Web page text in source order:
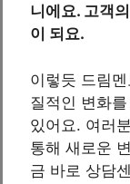
니에요. 고객
이 되요.
이렇듯 드림
질적인 변화
있어요. 여러
통해 새로운
금 바로 상담